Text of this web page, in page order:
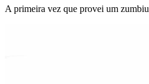
A primeira vez que provei um zumbiu